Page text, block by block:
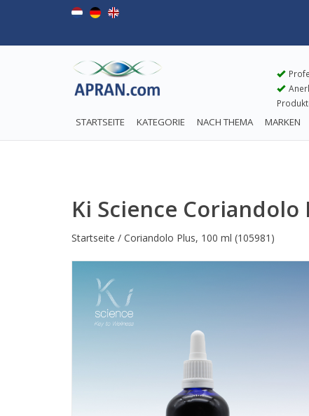
STARTSEITE KATEGORIE NACH THEMA MARKEN
Ki Science Coriandolo
Startseite / Coriandolo Plus, 100 ml (105981)